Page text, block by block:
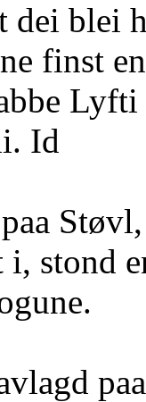
dei blei
finst
Id
stond